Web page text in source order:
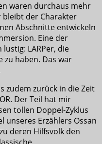
waren durchaus mehr
bleibt der Charakter
Abschnitte entwickeln
Eine der
LARPer, die
zu haben. Das war
zudem zurück in die Zeit
Der Teil hat mir
tollen Doppel-Zyklus
unseres Erzählers Ossan
deren Hilfsvolk den